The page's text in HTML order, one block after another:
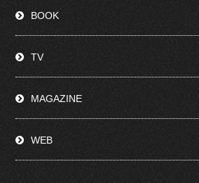
BOOK
TV
MAGAZINE
WEB